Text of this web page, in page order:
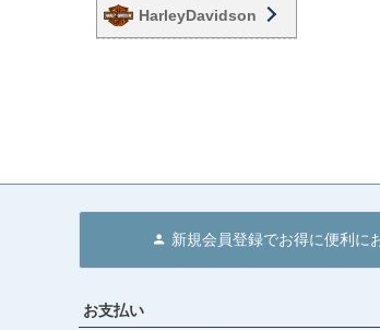
HarleyDavidson
新規会員登録でお得に便利に
お支払い